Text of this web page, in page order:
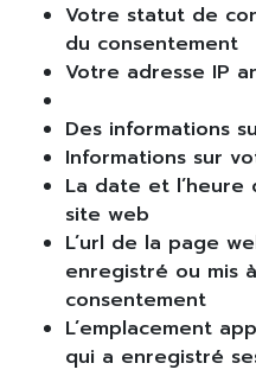
Votre statut de
du consentement
Votre adresse IP
Des informations
Informations sur
La date et
site web
L’url de la page
enregistré ou mis
consentement
L’emplacement
qui a enregistré